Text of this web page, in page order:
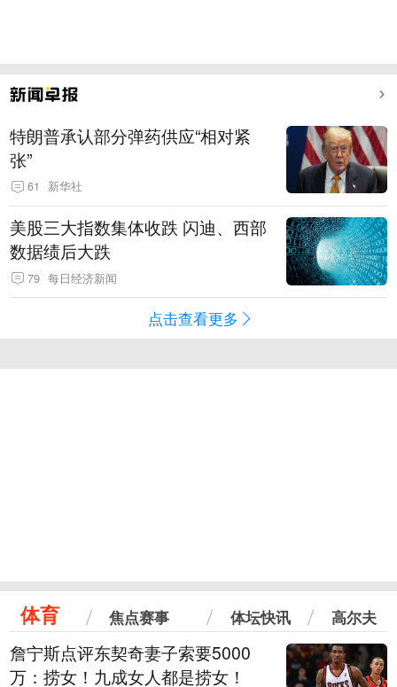
特朗普承认部分弹药供应“相对紧
张”
61 新华社
美股三大指数集体收跌 闪迪、西部
数据绩后大跌
79 每日经济新闻
点击查看更多
体育 焦点赛事 体坛快讯 高尔夫
詹宁斯点评东契奇妻子索要5000
万：捞女！九成女人都是捞女！